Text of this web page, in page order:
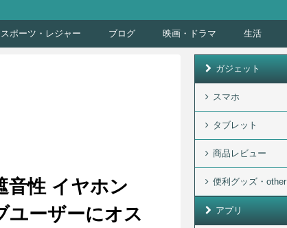
スポーツ・レジャー ブログ 映画・ドラマ 生活
性 イヤホン
ユーザーにオス
ガジェット
スマホ
タブレット
商品レビュー
便利グッズ・other
アプリ